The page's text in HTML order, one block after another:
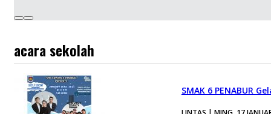
acara sekolah
SMAK 6 PENABUR